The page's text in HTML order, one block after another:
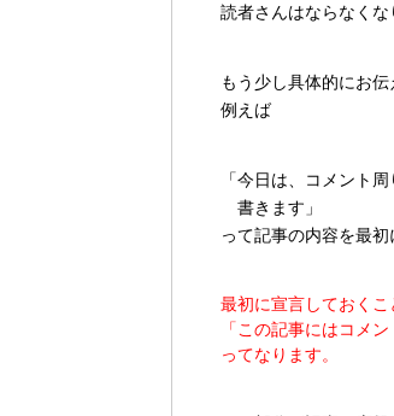
読者さんはならなくな
もう少し具体的にお伝
例えば
「今日は、コメント
書きます」
って記事の内容を最初
最初に宣言しておく
「この記事にはコメ
ってなります。